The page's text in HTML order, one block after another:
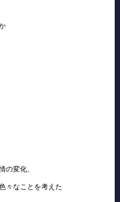
の変化、
々なことを考えた